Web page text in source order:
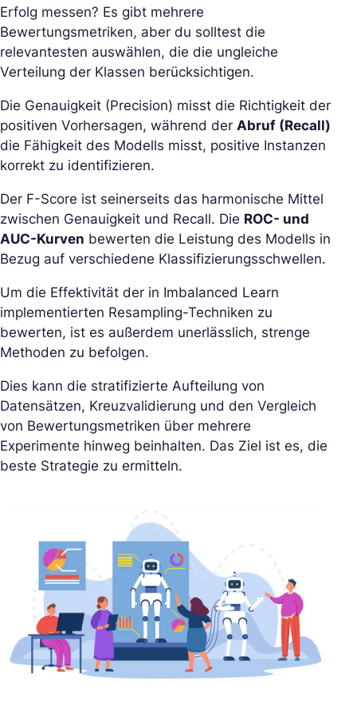
Erfolg messen? Es gibt mehrere
Bewertungsmetriken, aber du solltest die
relevantesten auswählen, die die ungleiche
Verteilung der Klassen berücksichtigen.
Die Genauigkeit (Precision) misst die Richtigkeit der
positiven Vorhersagen, während der Abruf (Recall)
die Fähigkeit des Modells misst, positive Instanzen
korrekt zu identifizieren.
Der F-Score ist seinerseits das harmonische Mittel
zwischen Genauigkeit und Recall. Die ROC- und
AUC-Kurven bewerten die Leistung des Modells in
Bezug auf verschiedene Klassifizierungsschwellen.
Um die Effektivität der in Imbalanced Learn
implementierten Resampling-Techniken zu
bewerten, ist es außerdem unerlässlich, strenge
Methoden zu befolgen.
Dies kann die stratifizierte Aufteilung von
Datensätzen, Kreuzvalidierung und den Vergleich
von Bewertungsmetriken über mehrere
Experimente hinweg beinhalten. Das Ziel ist es, die
beste Strategie zu ermitteln.